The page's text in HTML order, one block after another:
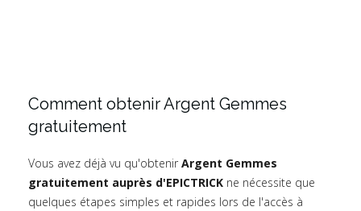
Comment obtenir Argent Gemmes
gratuitement
Vous avez déjà vu qu'obtenir Argent Gemmes
gratuitement auprès d'EPICTRICK ne nécessite que
quelques étapes simples et rapides lors de l'accès à